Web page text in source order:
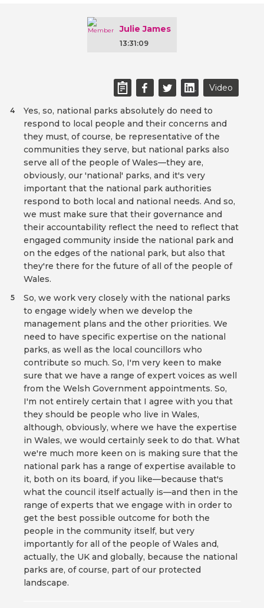
Julie James
13:31:09
Video
Yes, so, national parks absolutely do need to
respond to local people and their concerns and
they must, of course, be representative of the
communities they serve, but national parks also
serve all of the people of Wales—they are,
obviously, our 'national' parks, and it's very
important that the national park authorities
respond to both local and national needs. And so,
we must make sure that their governance and
their accountability reflect the need to reflect that
engaged community inside the national park and
on the edges of the national park, but also that
they're there for the future of all of the people of
Wales.
4
So, we work very closely with the national parks
to engage widely when we develop the
management plans and the other priorities. We
need to have specific expertise on the national
parks, as well as the local councillors who
contribute so much. So, I'm very keen to make
sure that we have a range of expert voices as well
from the Welsh Government appointments. So,
I'm not entirely certain that I agree with you that
they should be people who live in Wales,
although, obviously, where we have the expertise
in Wales, we would certainly seek to do that. What
we're much more keen on is making sure that the
national park has a range of expertise available to
it, both on its board, if you like—because that's
what the council itself actually is—and then in the
range of experts that we engage with in order to
get the best possible outcome for both the
people in the community itself, but very
importantly for all of the people of Wales and,
actually, the UK and globally, because the national
parks are, of course, part of our protected
landscape.
5